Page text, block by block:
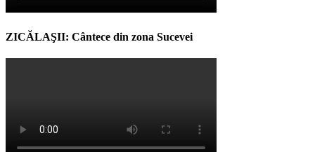
ZICĂLAŞII: Cântece din zona Sucevei